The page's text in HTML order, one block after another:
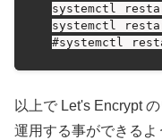
systemctl
systemctl
#systemctl
以上で Let's Encrypt
運用する事ができるよ